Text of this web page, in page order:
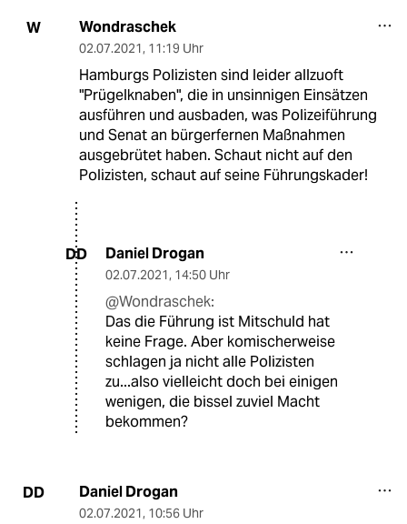
W Wondraschek
02.07.2021, 11:19 Uhr
Hamburgs Polizisten sind leider allzuoft
"Prügelknaben", die in unsinnigen Einsätzen
ausführen und ausbaden, was Polizeiführung
und Senat an bürgerfernen Maßnahmen
ausgebrütet haben. Schaut nicht auf den
Polizisten, schaut auf seine Führungskader!
DD Daniel Drogan
02.07.2021, 14:50 Uhr
@Wondraschek:
Das die Führung ist Mitschuld hat
keine Frage. Aber komischerweise
schlagen ja nicht alle Polizisten
zu...also vielleicht doch bei einigen
wenigen, die bissel zuviel Macht
bekommen?
DD Daniel Drogan
02.07.2021, 10:56 Uhr